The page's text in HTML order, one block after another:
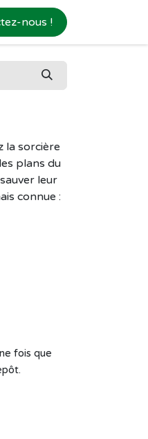
nous !
la sorcière
plans du
leur
connue :
fois que